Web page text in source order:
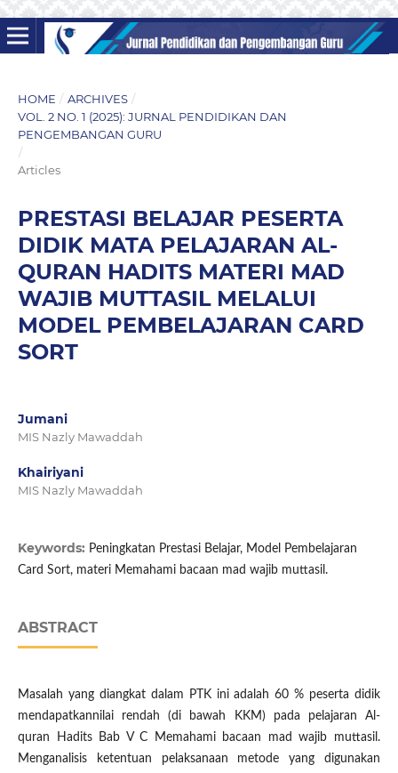
HOME / ARCHIVES /
VOL. 2 NO. 1 (2025): JURNAL PENDIDIKAN DAN
PENGEMBANGAN GURU
/
Articles
PRESTASI BELAJAR PESERTA
DIDIK MATA PELAJARAN AL-
QURAN HADITS MATERI MAD
WAJIB MUTTASIL MELALUI
MODEL PEMBELAJARAN CARD
SORT
Jumani
MIS Nazly Mawaddah
Khairiyani
MIS Nazly Mawaddah
Keywords: Peningkatan Prestasi Belajar, Model Pembelajaran
Card Sort, materi Memahami bacaan mad wajib muttasil.
ABSTRACT
Masalah yang diangkat dalam PTK ini adalah 60 % peserta didik
mendapatkannilai rendah (di bawah KKM) pada pelajaran Al-
quran Hadits Bab V C Memahami bacaan mad wajib muttasil.
Menganalisis ketentuan pelaksanaan metode yang digunakan